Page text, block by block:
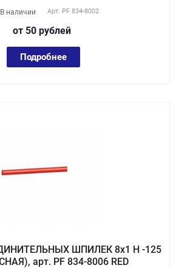
В наличии Арт. PF 834-8002
от 50 рублей
Подробнее
ШПИЛЕК 8х1 Н -125
арт. PF 834-8006 RED